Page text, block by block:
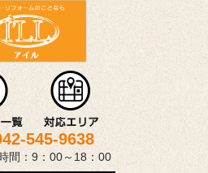
545-9638
間：9：00～18：00